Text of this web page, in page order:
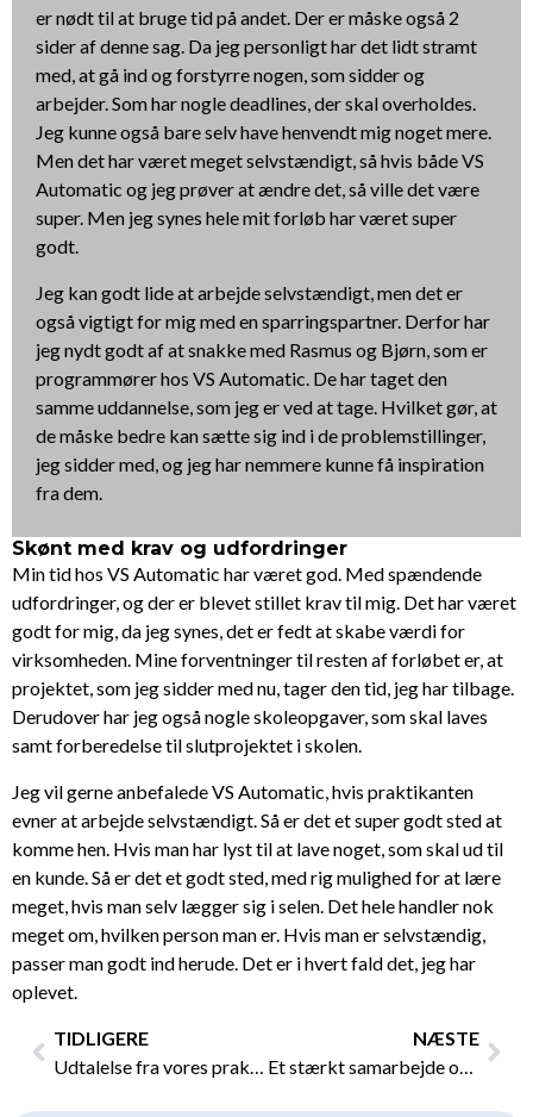
er nødt til at bruge tid på andet. Der er måske også 2
sider af denne sag. Da jeg personligt har det lidt stramt
med, at gå ind og forstyrre nogen, som sidder og
arbejder. Som har nogle deadlines, der skal overholdes.
Jeg kunne også bare selv have henvendt mig noget mere.
Men det har været meget selvstændigt, så hvis både VS
Automatic og jeg prøver at ændre det, så ville det være
super. Men jeg synes hele mit forløb har været super
godt.
Jeg kan godt lide at arbejde selvstændigt, men det er
også vigtigt for mig med en sparringspartner. Derfor har
jeg nydt godt af at snakke med Rasmus og Bjørn, som er
programmører hos VS Automatic. De har taget den
samme uddannelse, som jeg er ved at tage. Hvilket gør, at
de måske bedre kan sætte sig ind i de problemstillinger,
jeg sidder med, og jeg har nemmere kunne få inspiration
fra dem.
Skønt med krav og udfordringer
Min tid hos VS Automatic har været god. Med spændende
udfordringer, og der er blevet stillet krav til mig. Det har været
godt for mig, da jeg synes, det er fedt at skabe værdi for
virksomheden. Mine forventninger til resten af forløbet er, at
projektet, som jeg sidder med nu, tager den tid, jeg har tilbage.
Derudover har jeg også nogle skoleopgaver, som skal laves
samt forberedelse til slutprojektet i skolen.
Jeg vil gerne anbefalede VS Automatic, hvis praktikanten
evner at arbejde selvstændigt. Så er det et super godt sted at
komme hen. Hvis man har lyst til at lave noget, som skal ud til
en kunde. Så er det et godt sted, med rig mulighed for at lære
meget, hvis man selv lægger sig i selen. Det hele handler nok
meget om, hvilken person man er. Hvis man er selvstændig,
passer man godt ind herude. Det er i hvert fald det, jeg har
oplevet.
Tidligere
TIDLIGERE
Udtalelse fra vores praktikant Mathias – Value Chain Management
NÆSTE
Et stærkt samarbejde om produktionen af industrimaskiner